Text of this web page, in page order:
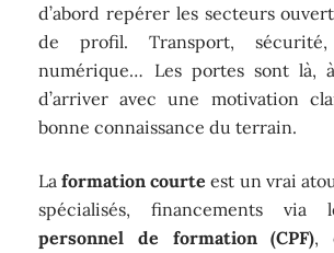
d’abord repérer les secteurs
de profil. Transport, sécurité,
numérique… Les portes sont là,
d’arriver avec une motivation
bonne connaissance du terrain.
Laformation courte est un vrai
spécialisés, financements via
personnel de formation (CPF),